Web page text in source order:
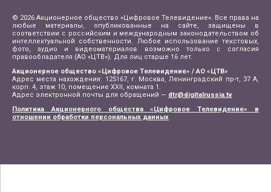
© 2026 Акционерное общество «Цифровое Телевидение». Все права на
любые материалы, опубликованные на сайте, защищены в
соответствии с российским и международным законодательством об
интеллектуальной собственности. Любое использование текстовых,
фото, аудио и видеоматериалов возможно только с согласия
правообладателя (АО «ЦТВ»). Для лиц старше 16 лет.
Акционерное общество «Цифровое Телевидение» / АО «ЦТВ»
Адрес места нахождения: 125167, г. Москва, Ленинградский пр-т, 37 А,
корп. 4, этаж 10, помещение XXII, комната 1.
Адрес электронной почты для обращений — dtr@digitalrussia.tv
Политика Акционерного общества «Цифровое Телевидение» в
отношении обработки персональных данных